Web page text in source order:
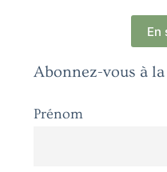
En
Abonnez-vous à
Prénom